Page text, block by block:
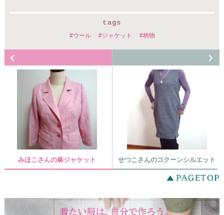
tags
ウール ジャケット 柄物
みほこさんの麻ジャケット せつこさんのコクーンシルエット